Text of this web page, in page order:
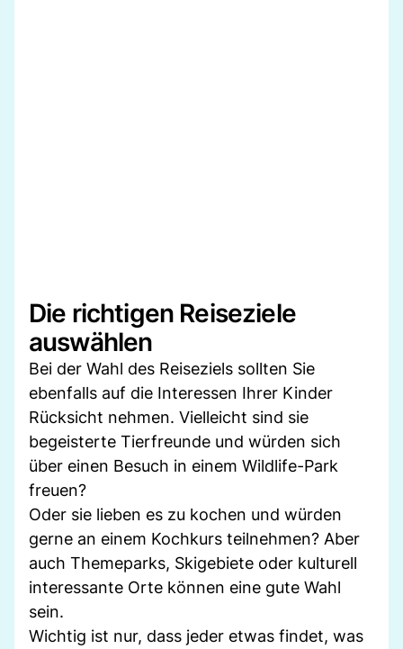
Die richtigen Reiseziele
auswählen
Bei der Wahl des Reiseziels sollten Sie
ebenfalls auf die Interessen Ihrer Kinder
Rücksicht nehmen. Vielleicht sind sie
begeisterte Tierfreunde und würden sich
über einen Besuch in einem Wildlife-Park
freuen?
Oder sie lieben es zu kochen und würden
gerne an einem Kochkurs teilnehmen? Aber
auch Themeparks, Skigebiete oder kulturell
interessante Orte können eine gute Wahl
sein.
Wichtig ist nur, dass jeder etwas findet, was